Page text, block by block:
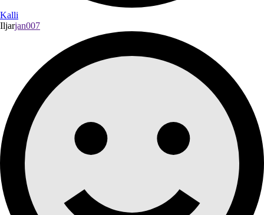
Kalli
Iljarjan007